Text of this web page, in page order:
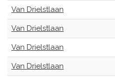
Van Drielstlaan
Van Drielstlaan
Van Drielstlaan
Van Drielstlaan